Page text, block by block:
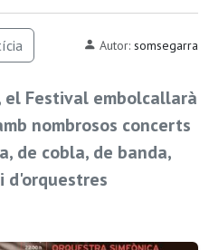
Autor: somsegarra
Festival embolcallarà
nombrosos concerts
de cobla, de banda,
d'orquestres